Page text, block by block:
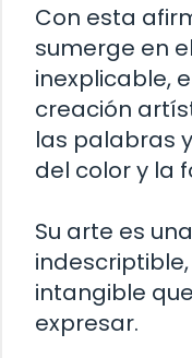
Con esta
sumerge en
inexplicable,
creación
las palabras
del color y la
Su arte es
intangible
expresar.